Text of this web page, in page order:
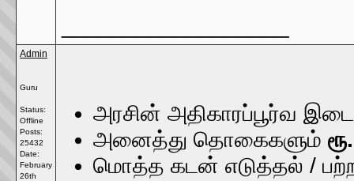
Admin
Guru
Status:
Offline
Posts:
25432
Date:
February
26th
அரசின் அதிகாரப்பூர்வ
அனைத்து தொகைகளும்
மொத்த கடன் எடுத்தல் /